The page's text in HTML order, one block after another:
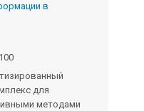
в
для
методами